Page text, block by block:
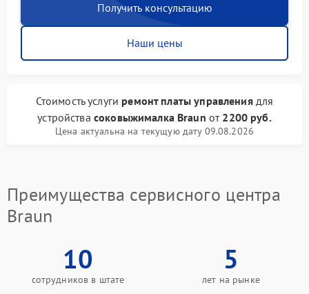
Получить консультацию
Наши цены
Стоимость услуги ремонт платы управлениядля
устройства соковыжималка Braun от 2200 руб.
Цена актуальна на текущую дату 09.08.2026
Преимущества сервисного центра
Braun
10
сотрудников в штате
5
лет на рынке